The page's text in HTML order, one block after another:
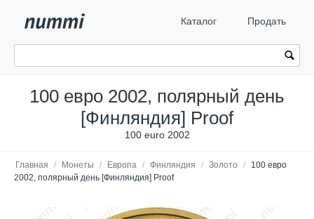
Каталог Продать
100 евро 2002, полярный день
[Финляндия] Proof
100 euro 2002
Главная / Монеты / Европа / Финляндия / Золото /
100 евро
2002, полярный день [Финляндия] Proof